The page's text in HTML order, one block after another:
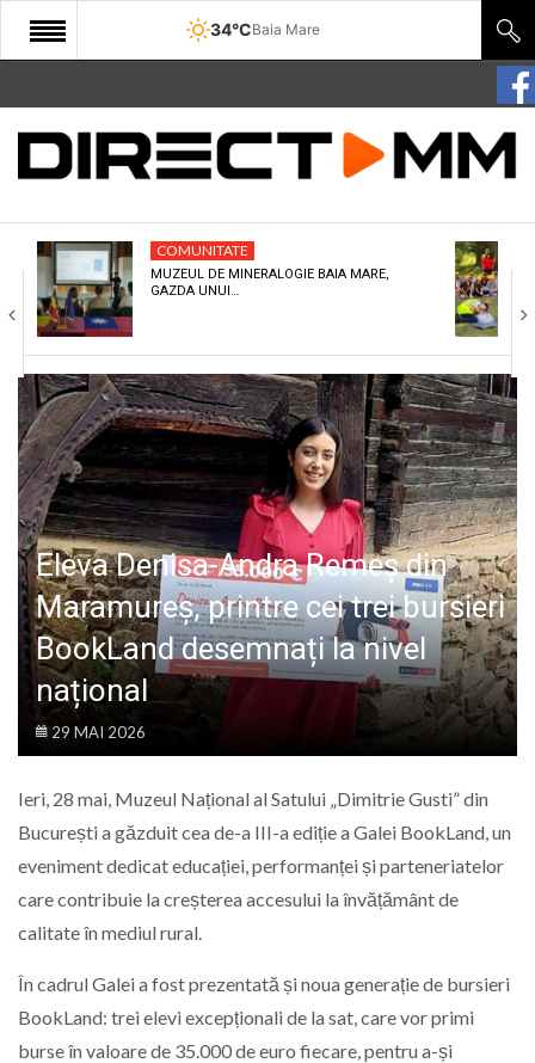
34°CBaia Mare
START
COMUNITATE
CULTURA
ECONOMIE
SANATATE
SPORT
SPECIAL
POLITIC
LIFE
COMUNITATE
MUZEUL DE MINERALOGIE BAIA MARE,
GAZDA UNUI…
Eleva Denisa-Andra Remeș din
Maramureș, printre cei trei bursieri
BookLand desemnați la nivel
național
29 MAI 2026
Ieri, 28 mai, Muzeul Național al Satului „Dimitrie Gusti”din
București a găzduit cea de-a III-a ediție a Galei BookLand, un
eveniment dedicat educației, performanței și parteneriatelor
care contribuie la creșterea accesului la învățământ de
calitate în mediul rural.
În cadrul Galei a fost prezentată și noua generație de bursieri
BookLand: trei elevi excepționali de la sat, care vor primi
burse în valoare de 35.000 de euro fiecare, pentru a-și